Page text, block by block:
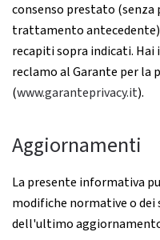
consenso prestato (senza
trattamento
recapiti sopra indicati.
reclamo al Garante per la
(www.garanteprivacy.it).
Aggiornamenti
La presente informativa
modifiche normative o
dell'ultimo